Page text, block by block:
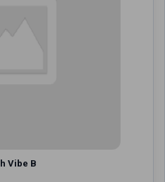
Vibe B